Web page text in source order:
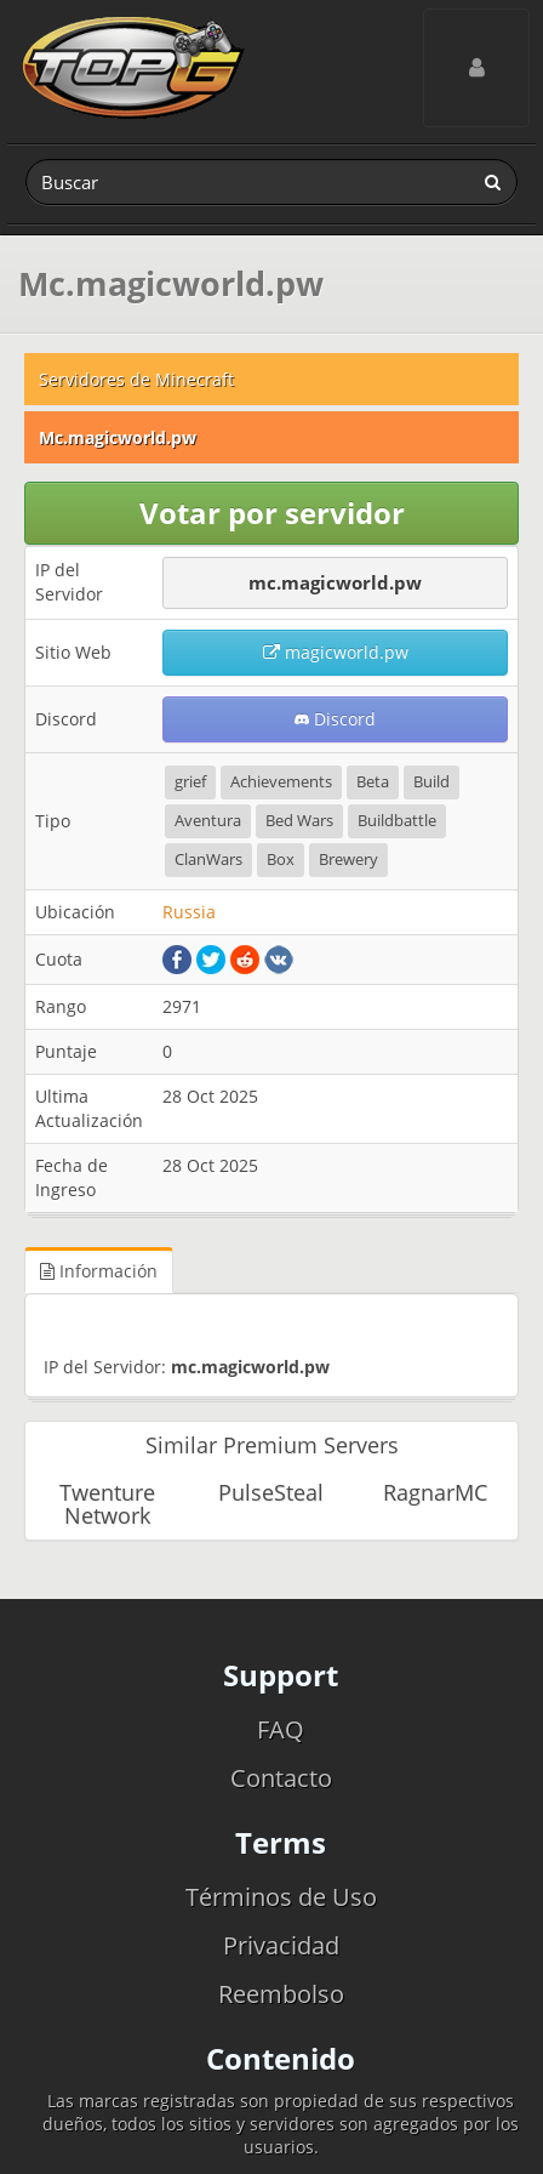
Toggle
Mc.magicworld.pw
Servidores de Minecraft
Mc.magicworld.pw
Votar por servidor
IP del
Servidor
mc.magicworld.pw
Sitio Web magicworld.pw
Discord Discord
Tipo
grief Achievements Beta
Build
Aventura
Bed Wars
Buildbattle
ClanWars
Box Brewery
Ubicación Russia
Cuota
Rango
2971
Puntaje
0
Ultima
Actualización
28 Oct 2025
Fecha de
Ingreso
28 Oct 2025
Información
IP del Servidor: mc.magicworld.pw
Similar Premium Servers
Twenture
Network
PulseSteal RagnarMC
Support
FAQ
Contacto
Terms
Términos de Uso
Privacidad
Reembolso
Contenido
Las marcas registradas son propiedad de sus respectivos
dueños, todos los sitios y servidores son agregados por los
usuarios.